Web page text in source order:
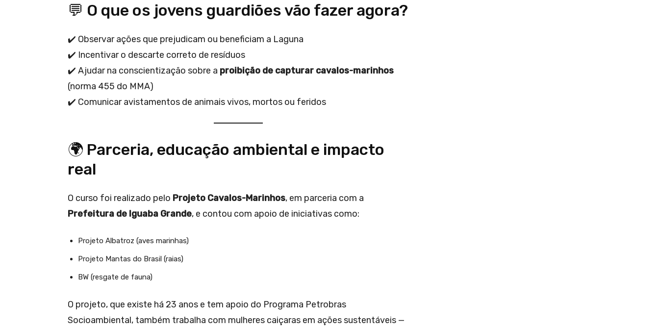
💬 O que os jovens guardiões vão fazer agora?
✔️ Observar ações que prejudicam ou beneficiam a Laguna
✔️ Incentivar o descarte correto de resíduos
✔️ Ajudar na conscientização sobre a proibição de capturar cavalos-marinhos
(norma 455 do MMA)
✔️ Comunicar avistamentos de animais vivos, mortos ou feridos
🌍 Parceria, educação ambiental e impacto
real
O curso foi realizado pelo Projeto Cavalos-Marinhos, em parceria com a
Prefeitura de Iguaba Grande, e contou com apoio de iniciativas como:
Projeto Albatroz (aves marinhas)
Projeto Mantas do Brasil (raias)
BW (resgate de fauna)
O projeto, que existe há 23 anos e tem apoio do Programa Petrobras
Socioambiental, também trabalha com mulheres caiçaras em ações sustentáveis —